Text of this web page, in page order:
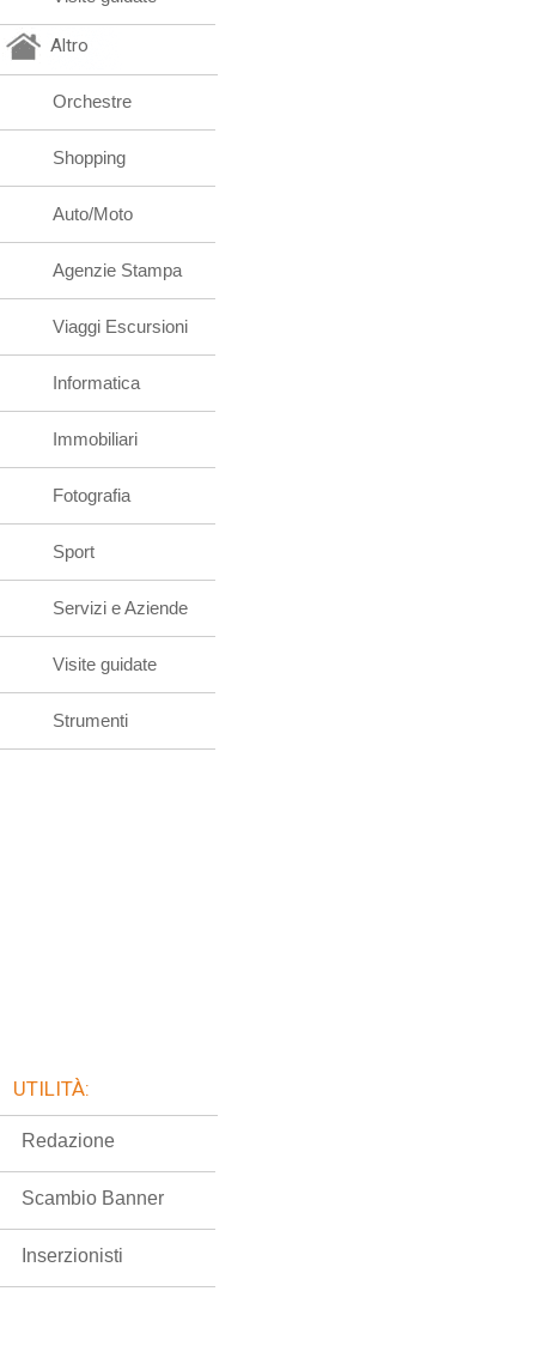
Altro
Orchestre
Shopping
Auto/Moto
Agenzie Stampa
Viaggi Escursioni
Informatica
Immobiliari
Fotografia
Sport
Servizi e Aziende
Visite guidate
Strumenti
UTILITÀ:
Redazione
Scambio Banner
Inserzionisti